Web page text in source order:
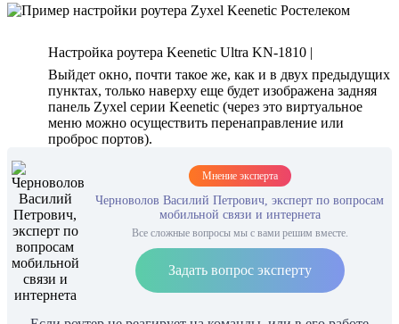
Настройка роутера Keenetic Ultra KN-1810 |
Выйдет окно, почти такое же, как и в двух предыдущих
пунктах, только наверху еще будет изображена задняя
панель Zyxel серии Keenetic (через это виртуальное
меню можно осуществить перенаправление или
проброс портов).
Мнение эксперта
Черноволов Василий Петрович, эксперт по вопросам
мобильной связи и интернета
Все сложные вопросы мы с вами решим вместе.
Задать вопрос эксперту